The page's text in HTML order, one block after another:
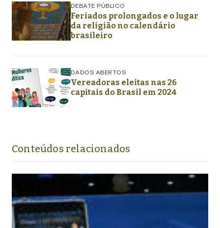
DEBATE PÚBLICO
Feriados prolongados e o lugar
da religião no calendário
brasileiro
DADOS ABERTOS
Vereadoras eleitas nas 26
capitais do Brasil em 2024
Conteúdos relacionados